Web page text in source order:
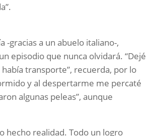
gracias a un abuelo italiano-,
episodio que nunca olvidará. “Dejé
transporte”, recuerda, por lo
y al despertarme me percaté
algunas peleas”, aunque
hecho realidad. Todo un logro